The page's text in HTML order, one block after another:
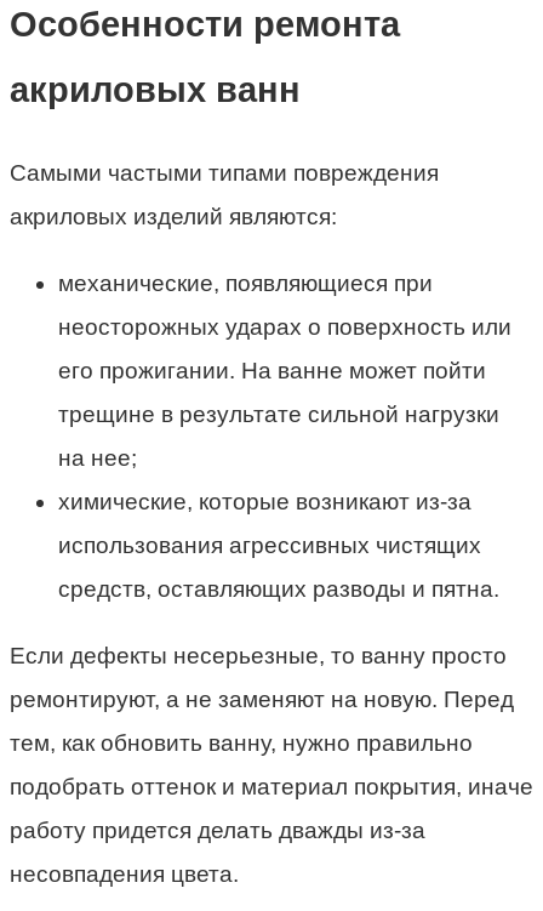
Особенности ремонта
акриловых ванн
Самыми частыми типами повреждения
акриловых изделий являются:
механические, появляющиеся при
неосторожных ударах о поверхность или
его прожигании. На ванне может пойти
трещине в результате сильной нагрузки
на нее;
химические, которые возникают из-за
использования агрессивных чистящих
средств, оставляющих разводы и пятна.
Если дефекты несерьезные, то ванну просто
ремонтируют, а не заменяют на новую. Перед
тем, как обновить ванну, нужно правильно
подобрать оттенок и материал покрытия, иначе
работу придется делать дважды из-за
несовпадения цвета.